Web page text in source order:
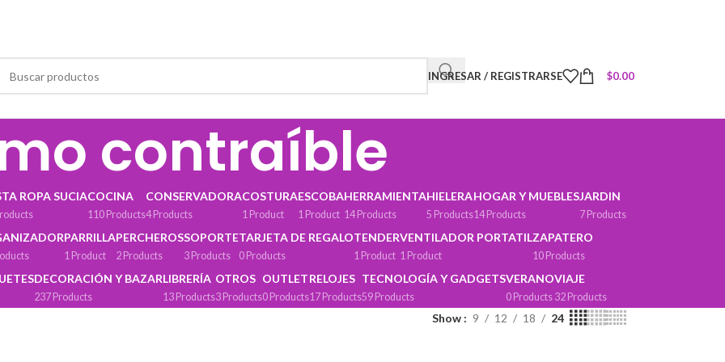
INGRESAR / REGISTRARSE $0.00
contraíble
ROPA SUCIACOCINA
110 Products
CONSERVADORA
4 Products
COSTURA
1 Product
ESCOBA
1 Product
HERRAMIENTA
14 Products
HIELERA
5 Products
HOGAR Y MUEBLES
14 Products
JARDIN
7 Products
PARRILLA
1 Product
PERCHEROS
2 Products
SOPORTE
3 Products
TARJETA DE REGALO
0 Products
TENDER
1 Product
VENTILADOR PORTATIL
1 Product
ZAPATERO
10 Products
DECORACIÓN Y BAZAR
237 Products
LIBRERÍA
13 Products
OTROS
3 Products
OUTLET
0 Products
RELOJES
17 Products
TECNOLOGÍA Y GADGETS
59 Products
VERANO
0 Products
VIAJE
32 Products
Show 9 12 18 24